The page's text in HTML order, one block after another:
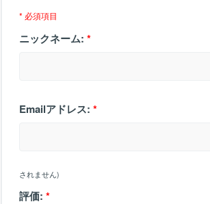
* 必須項目
ニックネーム: *
Emailアドレス: *
されません)
評価: *